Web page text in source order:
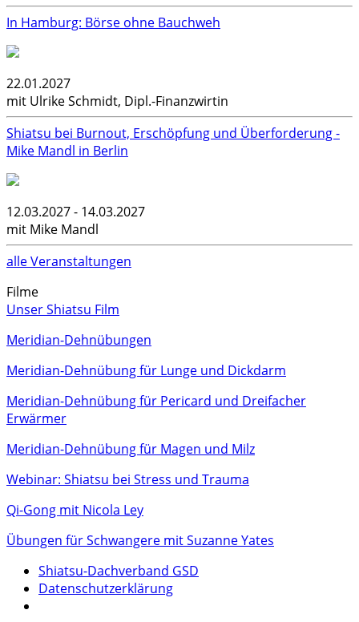
In Hamburg: Börse ohne Bauchweh
22.01.2027
mit Ulrike Schmidt, Dipl.-Finanzwirtin
Shiatsu bei Burnout, Erschöpfung und Überforderung -
Mike Mandl in Berlin
12.03.2027 - 14.03.2027
mit Mike Mandl
alle Veranstaltungen
Filme
Unser Shiatsu Film
Meridian-Dehnübungen
Meridian-Dehnübung für Lunge und Dickdarm
Meridian-Dehnübung für Pericard und Dreifacher
Erwärmer
Meridian-Dehnübung für Magen und Milz
Webinar: Shiatsu bei Stress und Trauma
Qi-Gong mit Nicola Ley
Übungen für Schwangere mit Suzanne Yates
Shiatsu-Dachverband GSD
Datenschutzerklärung